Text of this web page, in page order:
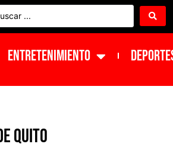
ENTRETENIMIENTO
QUITO